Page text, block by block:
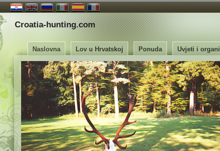
Croatia-hunting.com
Naslovna Lov u Hrvatskoj Ponuda Uvjeti i